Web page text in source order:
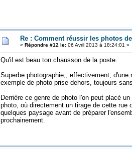
Re : Comment réussir les photos
« Répondre #12 le:06 Avril 2013 à 18:24:01 »
Qu'il est beau ton chausson de la poste.
Superbe photographie,, effectivement,
exemple de photo prise dehors, toujours
Derrière ce genre de photo l'on peut placé
photo, où directement un tirage de cette rue
quelques paysage avant de préparer
prochainement.